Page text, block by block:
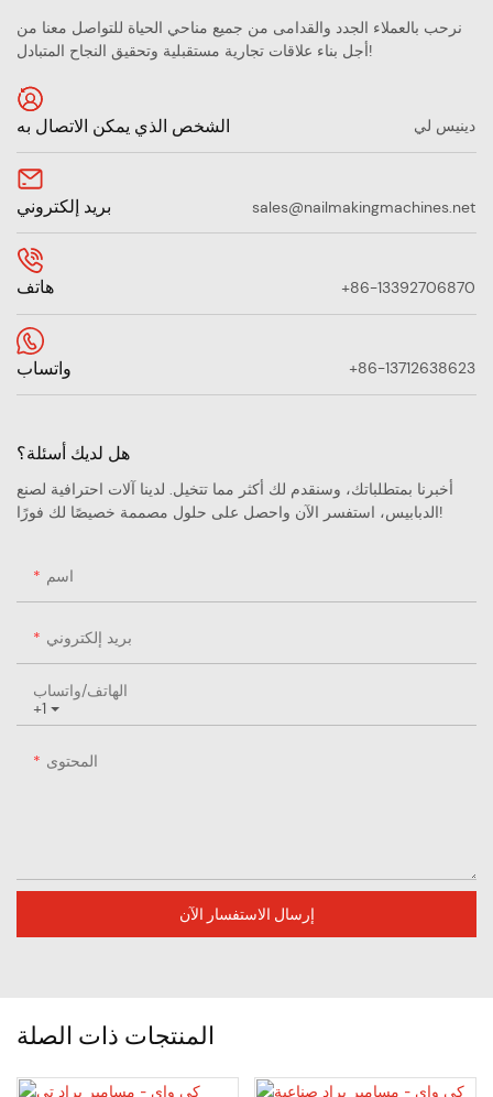
نرحب بالعملاء الجدد والقدامى من جميع مناحي الحياة للتواصل معنا من
أجل بناء علاقات تجارية مستقبلية وتحقيق النجاح المتبادل!
الشخص الذي يمكن الاتصال به دينيس لي
بريد إلكتروني sales@nailmakingmachines.net
هاتف +86-13392706870
واتساب +86-13712638623
هل لديك أسئلة؟
أخبرنا بمتطلباتك، وسنقدم لك أكثر مما تتخيل. لدينا آلات احترافية لصنع
الدبابيس، استفسر الآن واحصل على حلول مصممة خصيصًا لك فورًا!
اسم
بريد إلكتروني
+1
الهاتف/واتساب
المحتوى
إرسال الاستفسار الآن
المنتجات ذات الصلة